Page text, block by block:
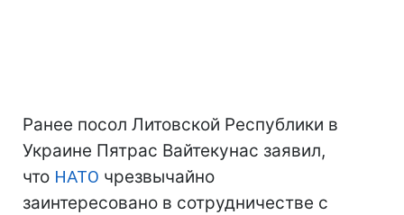
Ранее посол Литовской Республики в
Украине Пятрас Вайтекунас заявил,
что НАТО чрезвычайно
заинтересовано в сотрудничестве с